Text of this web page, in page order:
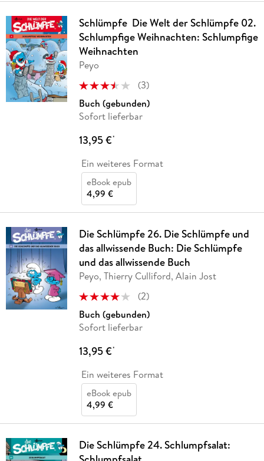
Schlümpfe ­ Die Welt der Schlümpfe 02.
Schlumpfige Weihnachten: Schlumpfige
Weihnachten
Peyo
(3)
Buch (gebunden)
Sofort lieferbar
13,95 €*
Ein weiteres Format
eBook epub
4,99 €
Die Schlümpfe 26. Die Schlümpfe und
das allwissende Buch: Die Schlümpfe
und das allwissende Buch
Peyo, Thierry Culliford, Alain Jost
(2)
Buch (gebunden)
Sofort lieferbar
13,95 €*
Ein weiteres Format
eBook epub
4,99 €
Die Schlümpfe 24. Schlumpfsalat: